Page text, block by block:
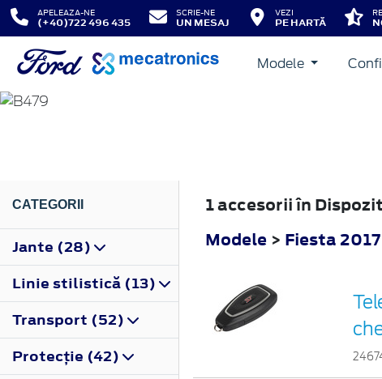
APELEAZA-NE
(+40)722 496 435
SCRIE-NE
UN MESAJ
VEZI
PE HARTĂ
Modele
FIESTA
CATEGORII
Jante (28)
Linie stilistică (13)
Transport (52)
Protecţie (42)
1 accesorii în
Modele > Fiesta 2017